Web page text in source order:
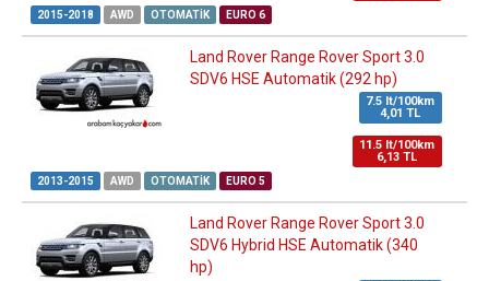
2015-2018 AWD OTOMATIK EURO 6
Land Rover Range Rover Sport 3.0
SDV6 HSE Automatik (292 hp)
7.5 lt/100km
4,01 TL
11.5 lt/100km
6,13 TL
2013-2015 AWD OTOMATIK EURO 5
Land Rover Range Rover Sport 3.0
SDV6 Hybrid HSE Automatik (340
hp)